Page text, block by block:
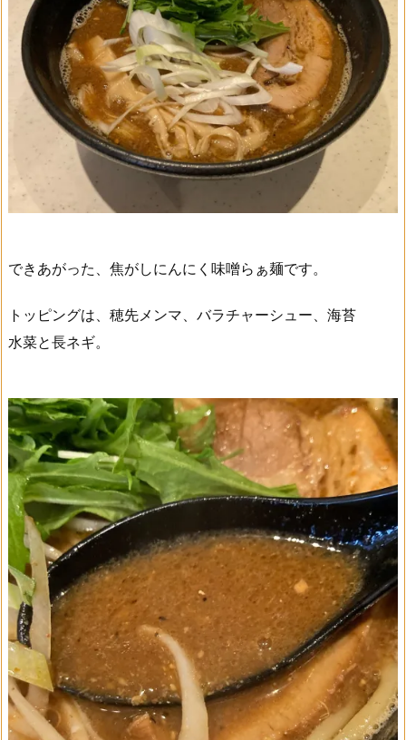
できあがった、焦がしにんにく味噌らぁ麺です。
トッピングは、穂先メンマ、バラチャーシュー、海苔
水菜と長ネギ。